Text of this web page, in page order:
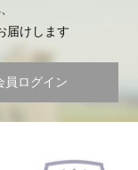
届けします
員ログイン